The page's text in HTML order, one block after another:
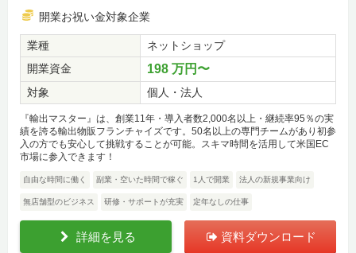
開業お祝い金対象企業
業種
ネットショップ
開業資金
198 万円〜
対象 個人・法人
『輸出マスター』は、創業11年・導入者数2,000名以上・継続率95％の実
績を誇る輸出物販フランチャイズです。50名以上の専門チームがあり初参
入の方でも安心して挑戦することが可能。スキマ時間を活用して米国EC
市場に参入できます！
自由な時間に働く 副業・空いた時間で稼ぐ 1人で開業 法人の新規事業向け
無店舗型のビジネス 研修・サポートが充実 定年なしの仕事
詳細を見る 資料ダウンロード